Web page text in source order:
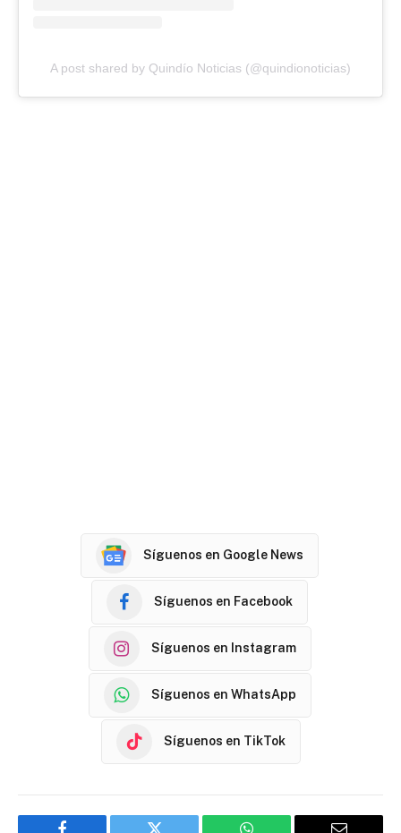
A post shared by Quindío Noticias (@quindionoticias)
Síguenos en Google News
Síguenos en Facebook
Síguenos en Instagram
Síguenos en WhatsApp
Síguenos en TikTok